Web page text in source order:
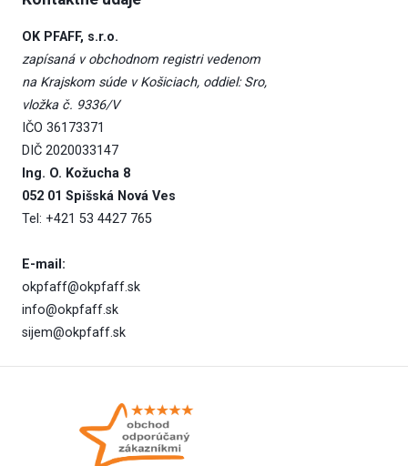
OK PFAFF, s.r.o.
zapísaná v obchodnom registri vedenom
na Krajskom súde v Košiciach, oddiel: Sro,
vložka č. 9336/V
IČO 36173371
DIČ 2020033147
Ing. O. Kožucha 8
052 01 Spišská Nová Ves
Tel: +421 53 4427 765
E-mail:
okpfaff@okpfaff.sk
info@okpfaff.sk
sijem@okpfaff.sk